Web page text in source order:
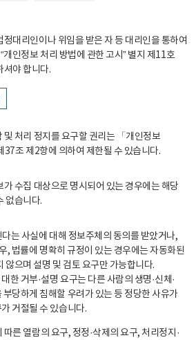
대리인이나 위임을 받은 자 등 대리인을 통하여
개인정보 처리 방법에 관한 고시” 별지 제11호
셔야 합니다.
및 처리 정지를 요구할 권리는 「개인정보
조 제2항에 의하여 제한될 수 있습니다.
수집 대상으로 명시되어 있는 경우에는 해당
없습니다.
는 사실에 대해 정보주체의 동의를 받았거나,
, 법률에 명확히 규정이 있는 경우에는 자동화된
않으며 설명 및 검토 요구만 가능합니다.
한 거부·설명 요구는 다른 사람의 생명·신체·
부당하게 침해할 우려가 있는 등 정당한 사유가
거절될 수 있습니다.
른 열람의 요구, 정정·삭제의 요구, 처리정지·